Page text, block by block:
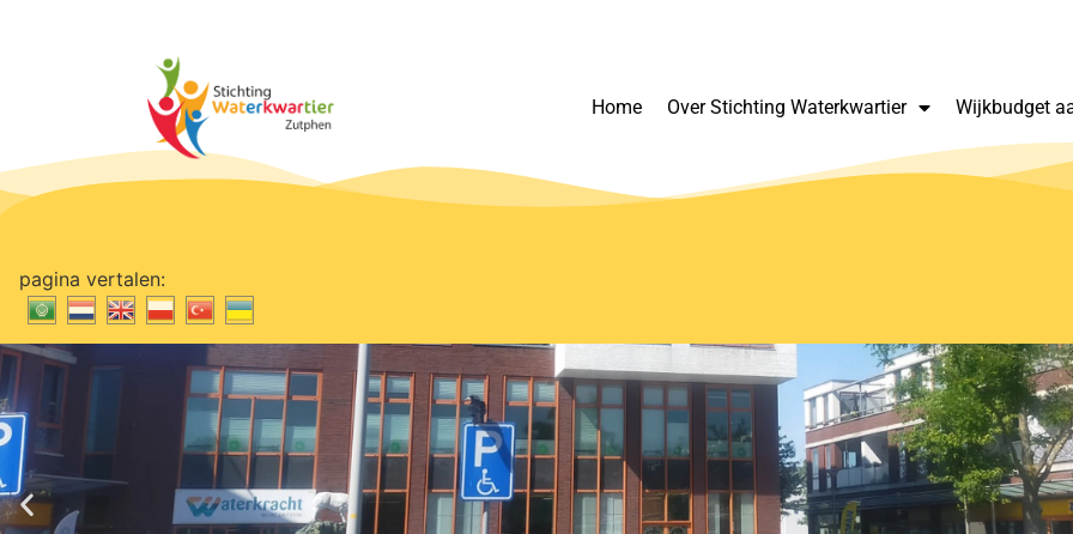
Home Over Stichting Waterkwartier Wijkbudget
pagina vertalen: